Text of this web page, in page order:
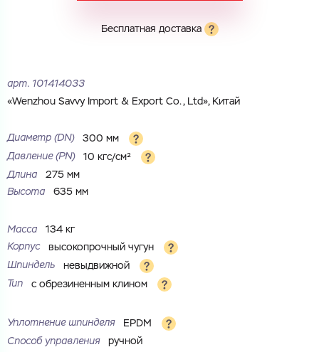
Комментарий
ОТПРАВИТЬ
ЗАГРУЗИТЬ
МБ)
Бесплатная доставка
арт. 101414033
«Wenzhou Savvy Import & Export Co., Ltd», Китай
Диаметр (DN)
300 мм
Давление (PN)
10 кгс/см²
Длина
275 мм
Высота
635 мм
Масса
134 кг
Корпус
высокопрочный чугун
Шпиндель
невыдвижной
Тип
с обрезиненным клином
Уплотнение шпинделя
EPDM
Способ управления
ручной